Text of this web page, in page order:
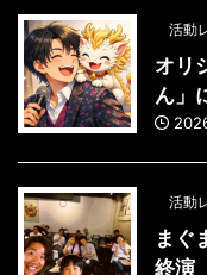
活動
オリ
ん」
活動
まぐ
終演